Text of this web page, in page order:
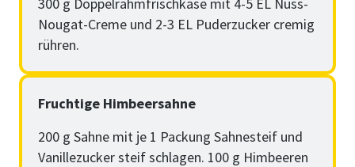
Nougat-Creme und 2-3 EL Puderzucker cremig
rühren.
Fruchtige Himbeersahne
200 g Sahne mit je 1 Packung Sahnesteif und
Vanillezucker steif schlagen. 100 g Himbeeren